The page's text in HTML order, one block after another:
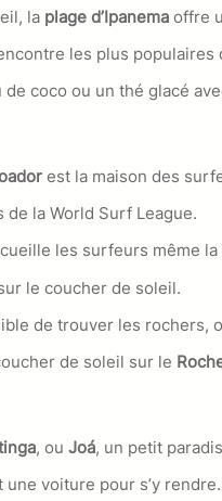
la plage d’Ipanema offre
les plus populaires
coco ou un thé glacé
est la maison des
de la World Surf League.
les surfeurs même
le coucher de soleil.
de trouver les rochers,
de soleil sur le
, ou Joá, un petit
voiture pour s’y rendre.